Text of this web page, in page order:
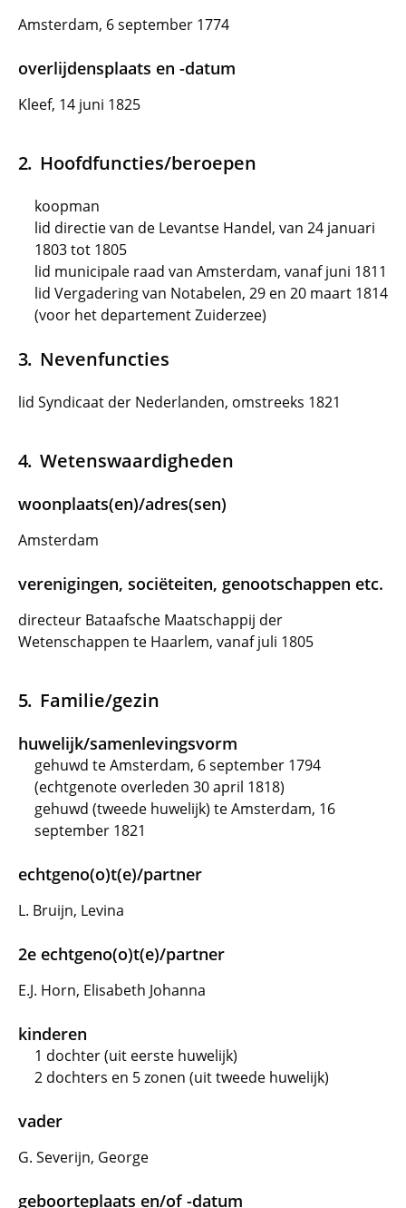
Amsterdam, 6 september 1774
overlijdensplaats en -datum
Kleef, 14 juni 1825
Hoofdfuncties/beroepen
koopman
lid directie van de Levantse Handel, van 24 januari
1803 tot 1805
lid municipale raad van Amsterdam, vanaf juni 1811
lid Vergadering van Notabelen, 29 en 20 maart 1814
(voor het departement Zuiderzee)
Nevenfuncties
lid Syndicaat der Nederlanden, omstreeks 1821
Wetenswaardigheden
woonplaats(en)/adres(sen)
Amsterdam
verenigingen, sociëteiten, genootschappen etc.
directeur Bataafsche Maatschappij der
Wetenschappen te Haarlem, vanaf juli 1805
Familie/gezin
huwelijk/samenlevingsvorm
gehuwd te Amsterdam, 6 september 1794
(echtgenote overleden 30 april 1818)
gehuwd (tweede huwelijk) te Amsterdam, 16
september 1821
echtgeno(o)t(e)/partner
L. Bruijn, Levina
2e echtgeno(o)t(e)/partner
E.J. Horn, Elisabeth Johanna
kinderen
1 dochter (uit eerste huwelijk)
2 dochters en 5 zonen (uit tweede huwelijk)
vader
G. Severijn, George
geboorteplaats en/of -datum